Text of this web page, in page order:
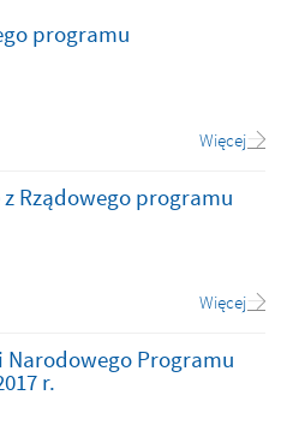
programu
Więcej
Rządowego programu
Więcej
Programu
r.